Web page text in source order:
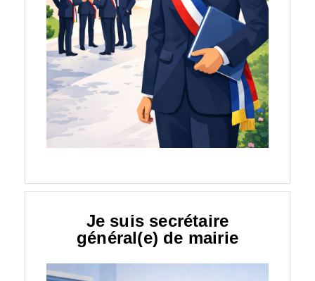
Je suis secrétaire
général(e) de mairie